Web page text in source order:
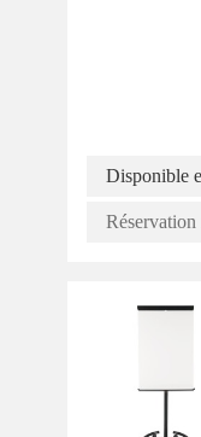
Disponible